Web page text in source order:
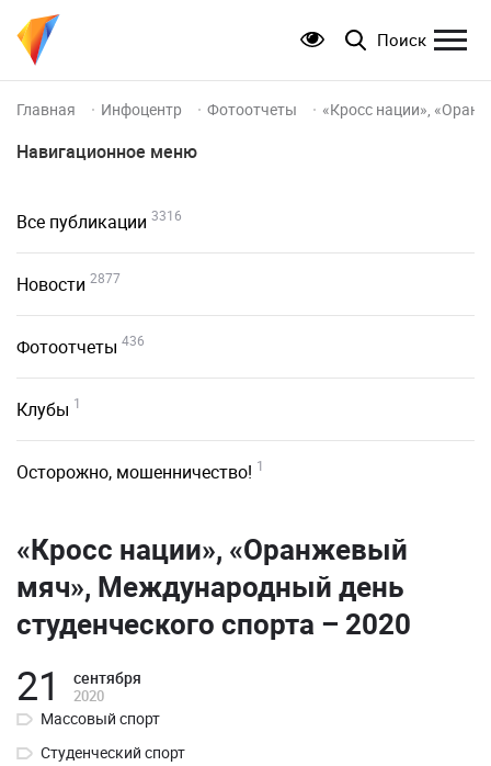
Поиск
Главная Инфоцентр Фотоотчеты «Кросс нации»,
Навигационное меню
Все публикации 3316
Новости 2877
Фотоотчеты 436
Клубы 1
Осторожно, мошенничество! 1
«Кросс нации», «Оранжевый
мяч», Международный день
студенческого спорта – 2020
21 сентября
2020
Массовый спорт
Студенческий спорт